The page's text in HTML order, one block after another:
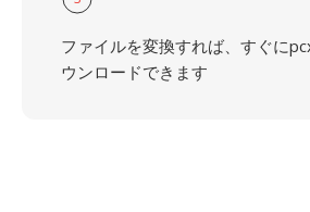
ファイルを変換すれば、すぐに
ウンロードできます